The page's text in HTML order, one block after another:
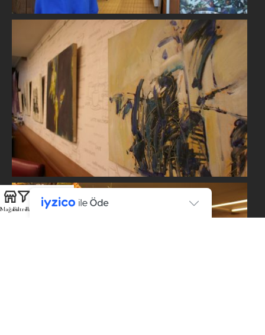
MağazaFiltrelerFavorilerSepetHesabım